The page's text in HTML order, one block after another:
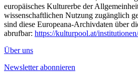
europäisches Kulturerbe der
wissenschaftlichen Nutzung zugänglich
sind diese Europeana-Archivdaten über
abrufbar: https://kulturpool.at/
Über uns
Newsletter abonnieren